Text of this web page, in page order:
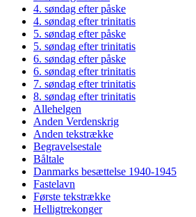
4. søndag efter påske
4. søndag efter trinitatis
5. søndag efter påske
5. søndag efter trinitatis
6. søndag efter påske
6. søndag efter trinitatis
7. søndag efter trinitatis
8. søndag efter trinitatis
Allehelgen
Anden Verdenskrig
Anden tekstrække
Begravelsestale
Båltale
Danmarks besættelse 1940-1945
Fastelavn
Første tekstrække
Helligtrekonger